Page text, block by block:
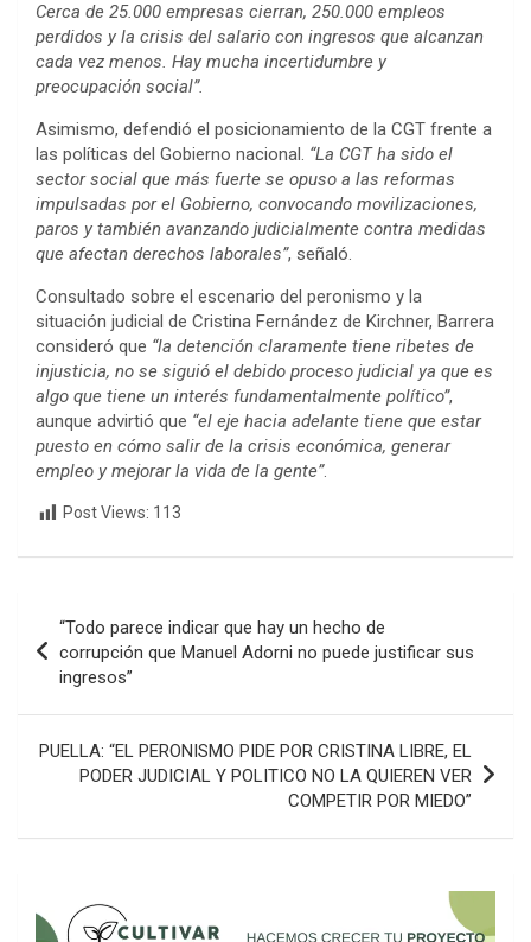
Cerca de 25.000 empresas cierran, 250.000 empleos
perdidos y la crisis del salario con ingresos que alcanzan
cada vez menos. Hay mucha incertidumbre y
preocupación social”.
Asimismo, defendió el posicionamiento de la CGT frente a
las políticas del Gobierno nacional. “La CGT ha sido el
sector social que más fuerte se opuso a las reformas
impulsadas por el Gobierno, convocando movilizaciones,
paros y también avanzando judicialmente contra medidas
que afectan derechos laborales”, señaló.
Consultado sobre el escenario del peronismo y la
situación judicial de Cristina Fernández de Kirchner, Barrera
consideró que “la detención claramente tiene ribetes de
injusticia, no se siguió el debido proceso judicial ya que es
algo que tiene un interés fundamentalmente político”,
aunque advirtió que “el eje hacia adelante tiene que estar
puesto en cómo salir de la crisis económica, generar
empleo y mejorar la vida de la gente”.
Post Views: 113
de
entradas
“Todo parece indicar que hay un hecho de
corrupción que Manuel Adorni no puede justificar sus
ingresos”
PUELLA: “EL PERONISMO PIDE POR CRISTINA LIBRE, EL
PODER JUDICIAL Y POLITICO NO LA QUIEREN VER
COMPETIR POR MIEDO”